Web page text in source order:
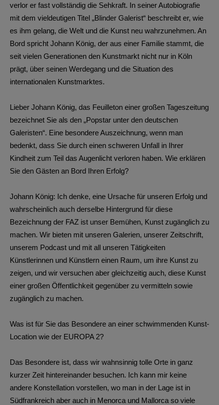
verlor er fast vollständig die Sehkraft. In seiner Autobiografie
mit dem vieldeutigen Titel „Blinder Galerist“ beschreibt er, wie
es ihm gelang, die Welt und die Kunst neu wahrzunehmen. An
Bord spricht Johann König, der aus einer Familie stammt, die
seit vielen Generationen den Kunstmarkt nicht nur in Köln
prägt, über seinen Werdegang und die Situation des
internationalen Kunstmarktes.
Lieber Johann König, das Feuilleton einer großen Tageszeitung
bezeichnet Sie als den „Popstar unter den deutschen
Galeristen“. Eine besondere Auszeichnung, wenn man
bedenkt, dass Sie durch einen schweren Unfall in Ihrer
Kindheit zum Teil das Augenlicht verloren haben. Wie erklären
Sie den Gästen an Bord Ihren Erfolg?
Johann König: Ich denke, eine Ursache für unseren Erfolg und
wahrscheinlich auch derselbe Hintergrund für diese
Bezeichnung der FAZ ist unser Bemühen, Kunst zugänglich zu
machen. Wir bieten mit unseren Galerien, unserer Zeitschrift,
unserem Podcast und mit all unseren Tätigkeiten
Künstlerinnen und Künstlern einen Raum, um ihre Kunst zu
zeigen, und wir versuchen aber gleichzeitig auch, diese Kunst
einer großen Öffentlichkeit gegenüber zu vermitteln sowie
zugänglich zu machen.
Was ist für Sie das Besondere an einer schwimmenden Kunst-
Location wie der EUROPA 2?
Das Besondere ist, dass wir wahnsinnig tolle Orte in ganz
kurzer Zeit hintereinander besuchen. Ich kann mir keine
andere Konstellation vorstellen, wo man in der Lage ist in
Südfrankreich aber auch in Menorca und Mallorca so viele